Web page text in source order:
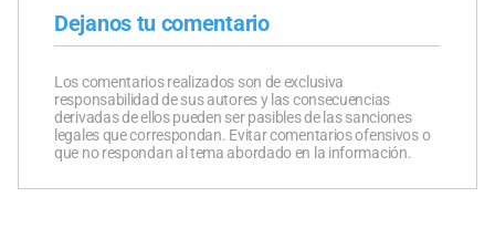
Dejanos tu comentario
Los comentarios realizados son de exclusiva
responsabilidad de sus autores y las consecuencias
derivadas de ellos pueden ser pasibles de las sanciones
legales que correspondan. Evitar comentarios ofensivos o
que no respondan al tema abordado en la información.